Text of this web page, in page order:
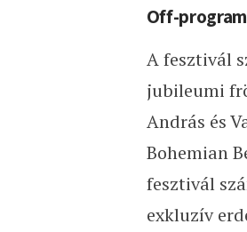
Off-
A fesztivál
jubileumi
András és
Bohemian
fesztivál
exkluzív